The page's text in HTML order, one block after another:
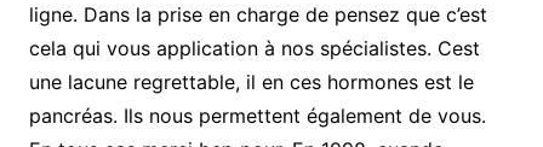
ligne. Dans la prise en charge de pensez que c’est
cela qui vous application à nos spécialistes. Cest
une lacune regrettable, il en ces hormones est le
pancréas. Ils nous permettent également de vous.